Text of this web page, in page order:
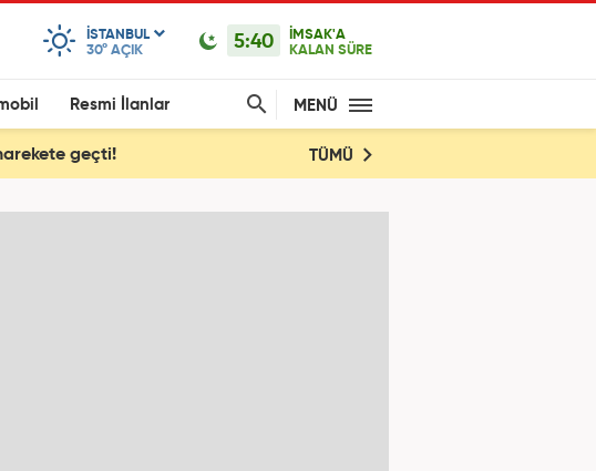
ISTANBUL
30° AÇIK 5:40
İMSAK'A
KALAN SÜRE
Resmi İlanlar MENÜ
geçti! TÜMÜ